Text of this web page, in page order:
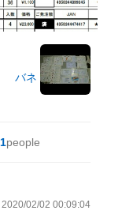
バネ
1people
2020/02/02 00:09:04